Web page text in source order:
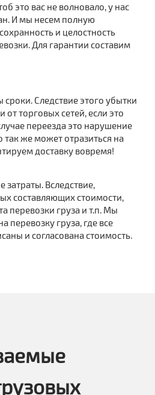
это вас не волновало, у нас
И мы несем полную
и целостность
Для гарантии составим
Следствие этого убытки
торговых сетей, если это
переезда это нарушение
так же может отразиться на
доставку вовремя!
Вследствие,
составляющих стоимости,
перевозки груза и т.п. Мы
перевозку груза, где все
и согласована стоимость.